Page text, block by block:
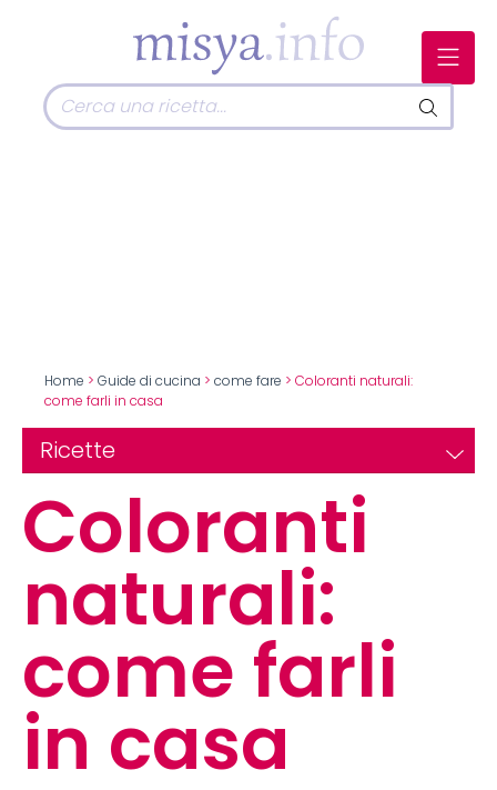
Home > Guide di cucina > come fare > Coloranti naturali:
come farli in casa
Ricette
Coloranti
naturali:
come farli
in casa